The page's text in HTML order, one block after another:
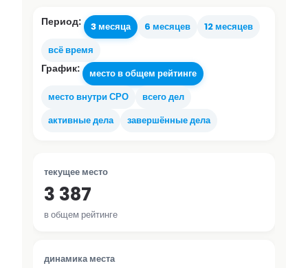
Период: 3 месяца 6 месяцев
12 месяцев
всё время
График:
место в общем рейтинге
место внутри СРО
всего дел
активные дела
завершённые дела
текущее место
3 387
в общем рейтинге
динамика места